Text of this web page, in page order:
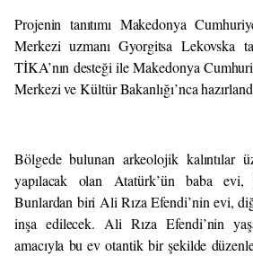
Projenin tanıtımı Makedonya
Merkezi uzmanı Gyorgitsa Lekovska
TİKA’nın desteği ile Makedonya
Merkezi ve Kültür Bakanlığı’nca
Bölgede bulunan arkeolojik kalıntılar
yapılacak olan Atatürk’ün baba
Bunlardan biri Ali Rıza Efendi’nin evi,
inşa edilecek. Ali Rıza Efendi’nin
amacıyla bu ev otantik bir şekilde